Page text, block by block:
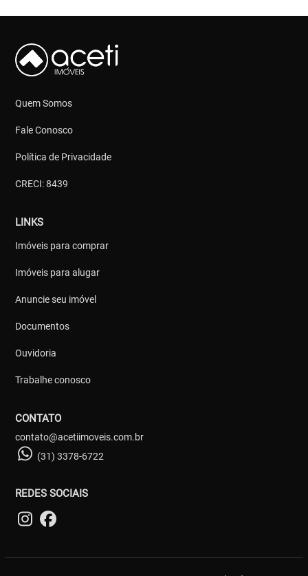
Quem Somos
Fale Conosco
Política de Privacidade
CRECI: 8439
LINKS
Imóveis para comprar
Imóveis para alugar
Anuncie seu imóvel
Documentos
Ouvidoria
Trabalhe conosco
CONTATO
contato@acetiimoveis.com.br
(31) 3378-6722
REDES SOCIAIS